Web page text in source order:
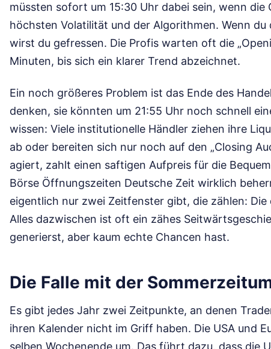
müssten sofort um 15:30 Uhr dabei sein, wenn die
höchsten Volatilität und der Algorithmen. Wenn
wirst du gefressen. Die Profis warten oft die
Minuten, bis sich ein klarer Trend abzeichnet.
Ein noch größeres Problem ist das Ende des
denken, sie könnten um 21:55 Uhr noch schnell
wissen: Viele institutionelle Händler ziehen ihre
ab oder bereiten sich nur noch auf den „Closing
agiert, zahlt einen saftigen Aufpreis für die
Börse Öffnungszeiten Deutsche Zeit wirklich
eigentlich nur zwei Zeitfenster gibt, die zählen:
Alles dazwischen ist oft ein zähes
generierst, aber kaum echte Chancen hast.
Die Falle mit der
Es gibt jedes Jahr zwei Zeitpunkte, an denen
ihren Kalender nicht im Griff haben. Die USA und
selben Wochenende um. Das führt dazu, dass die